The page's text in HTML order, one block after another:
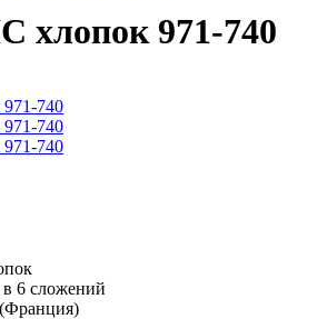
хлопок 971-740
6 сложений